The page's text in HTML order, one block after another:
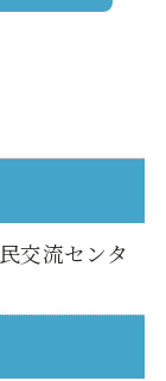
交流センタ